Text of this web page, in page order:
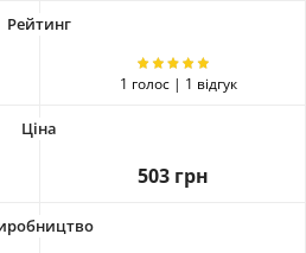
1 голос | 1 відгук
503 грн